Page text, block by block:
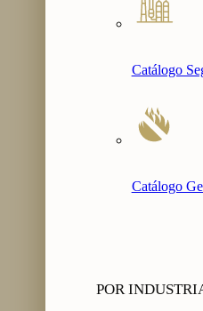
Catálogo
Catálogo
POR